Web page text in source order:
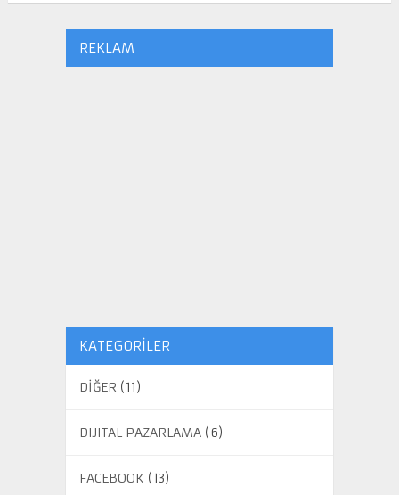
REKLAM
KATEGORILER
DİĞER (11)
DIJITAL PAZARLAMA(6)
FACEBOOK (13)